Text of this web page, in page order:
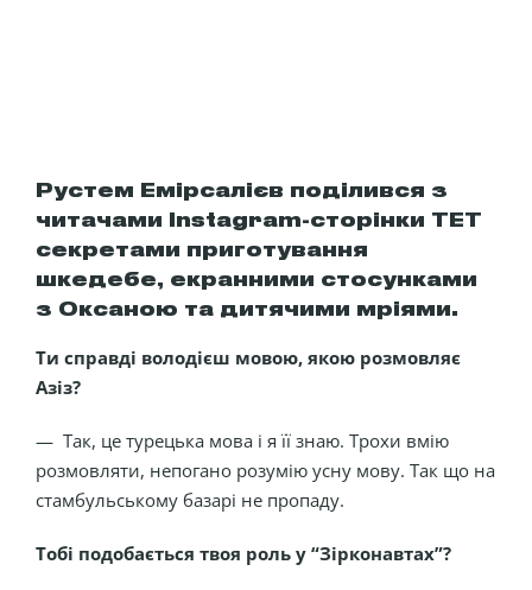
Рустем Емірсалієв поділився з
читачами Instagram-сторінки ТЕТ
секретами приготування
шкедебе, екранними стосунками
з Оксаною та дитячими мріями.
Ти справді володієш мовою, якою розмовляє
Азіз?
— Так, це турецька мова і я її знаю. Трохи вмію
розмовляти, непогано розумію усну мову. Так що на
стамбульському базарі не пропаду.
Тобі подобається твоя роль у “Зірконавтах”?